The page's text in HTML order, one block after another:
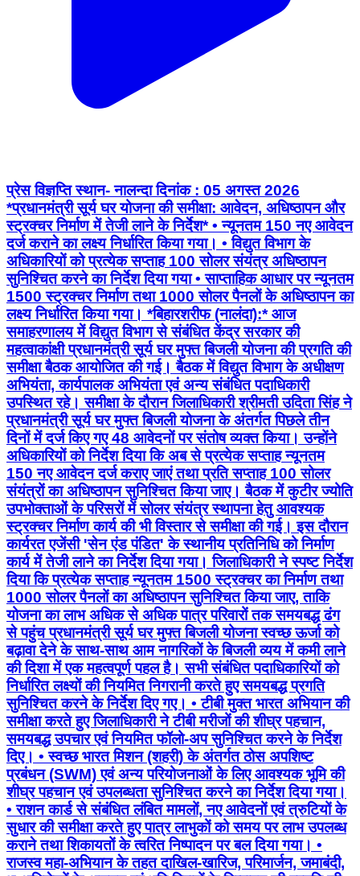
प्रेस विज्ञप्ति स्थान- नालन्दा दिनांक : 05 अगस्त 2026
*प्रधानमंत्री सूर्य घर योजना की समीक्षा: आवेदन, अधिष्ठापन और
स्ट्रक्चर निर्माण में तेजी लाने के निर्देश* • न्यूनतम 150 नए आवेदन
दर्ज कराने का लक्ष्य निर्धारित किया गया। • ⁠विद्युत विभाग के
अधिकारियों को प्रत्येक सप्ताह 100 सोलर संयंत्र अधिष्ठापन
सुनिश्चित करने का निर्देश दिया गया • ⁠साप्ताहिक आधार पर न्यूनतम
1500 स्ट्रक्चर निर्माण तथा 1000 सोलर पैनलों के अधिष्ठापन का
लक्ष्य निर्धारित किया गया। *बिहारशरीफ (नालंदा):* आज
समाहरणालय में विद्युत विभाग से संबंधित केंद्र सरकार की
महत्वाकांक्षी प्रधानमंत्री सूर्य घर मुफ्त बिजली योजना की प्रगति की
समीक्षा बैठक आयोजित की गई। बैठक में विद्युत विभाग के अधीक्षण
अभियंता, कार्यपालक अभियंता एवं अन्य संबंधित पदाधिकारी
उपस्थित रहे। समीक्षा के दौरान जिलाधिकारी श्रीमती उदिता सिंह ने
प्रधानमंत्री सूर्य घर मुफ्त बिजली योजना के अंतर्गत पिछले तीन
दिनों में दर्ज किए गए 48 आवेदनों पर संतोष व्यक्त किया। उन्होंने
अधिकारियों को निर्देश दिया कि अब से प्रत्येक सप्ताह न्यूनतम
150 नए आवेदन दर्ज कराए जाएं तथा प्रति सप्ताह 100 सोलर
संयंत्रों का अधिष्ठापन सुनिश्चित किया जाए। बैठक में कुटीर ज्योति
उपभोक्ताओं के परिसरों में सोलर संयंत्र स्थापना हेतु आवश्यक
स्ट्रक्चर निर्माण कार्य की भी विस्तार से समीक्षा की गई। इस दौरान
कार्यरत एजेंसी 'सेन एंड पंडित' के स्थानीय प्रतिनिधि को निर्माण
कार्य में तेजी लाने का निर्देश दिया गया। जिलाधिकारी ने स्पष्ट निर्देश
दिया कि प्रत्येक सप्ताह न्यूनतम 1500 स्ट्रक्चर का निर्माण तथा
1000 सोलर पैनलों का अधिष्ठापन सुनिश्चित किया जाए, ताकि
योजना का लाभ अधिक से अधिक पात्र परिवारों तक समयबद्ध ढंग
से पहुंच प्रधानमंत्री सूर्य घर मुफ्त बिजली योजना स्वच्छ ऊर्जा को
बढ़ावा देने के साथ-साथ आम नागरिकों के बिजली व्यय में कमी लाने
की दिशा में एक महत्वपूर्ण पहल है। सभी संबंधित पदाधिकारियों को
निर्धारित लक्ष्यों की नियमित निगरानी करते हुए समयबद्ध प्रगति
सुनिश्चित करने के निर्देश दिए गए। • टीबी मुक्त भारत अभियान की
समीक्षा करते हुए जिलाधिकारी ने टीबी मरीजों की शीघ्र पहचान,
समयबद्ध उपचार एवं नियमित फॉलो-अप सुनिश्चित करने के निर्देश
दिए। • ⁠स्वच्छ भारत मिशन (शहरी) के अंतर्गत ठोस अपशिष्ट
प्रबंधन (SWM) एवं अन्य परियोजनाओं के लिए आवश्यक भूमि की
शीघ्र पहचान एवं उपलब्धता सुनिश्चित करने का निर्देश दिया गया।
• ⁠राशन कार्ड से संबंधित लंबित मामलों, नए आवेदनों एवं त्रुटियों के
सुधार की समीक्षा करते हुए पात्र लाभुकों को समय पर लाभ उपलब्ध
कराने तथा शिकायतों के त्वरित निष्पादन पर बल दिया गया। •
⁠राजस्व महा-अभियान के तहत दाखिल-खारिज, परिमार्जन, जमाबंदी,